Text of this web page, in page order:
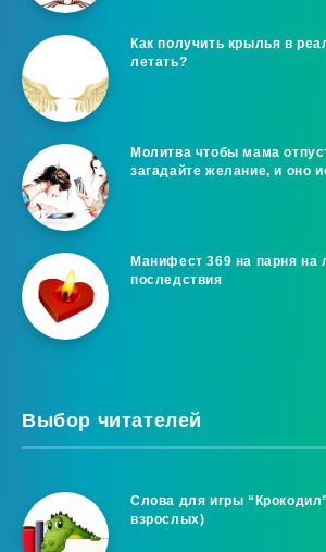
Как получить крылья в
летать?
Молитва чтобы мама
загадайте желание, и оно
Манифест 369 на парня
последствия
Выбор читателей
Слова для игры
взрослых)